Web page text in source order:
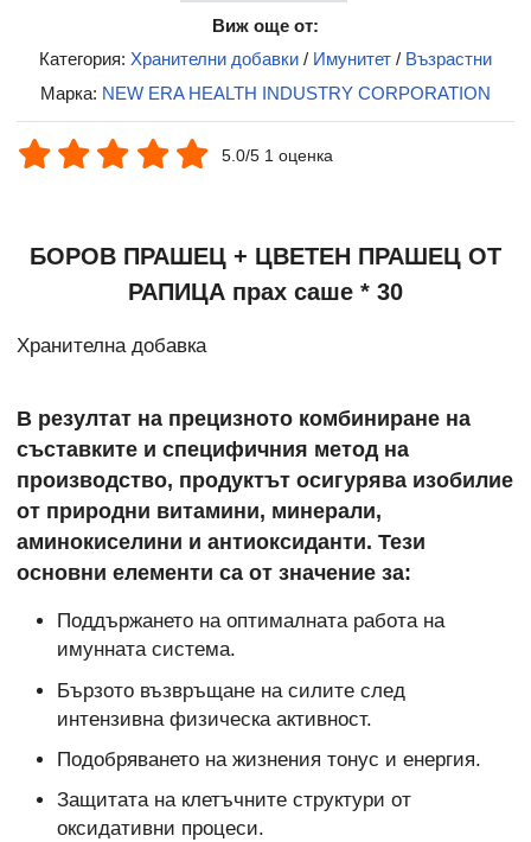
Виж още от:
Категория: Хранителни добавки / Имунитет / Възрастни
Марка: NEW ERA HEALTH INDUSTRY CORPORATION
5.0/5 1 оценка
БОРОВ ПРАШЕЦ + ЦВЕТЕН ПРАШЕЦ ОТ
РАПИЦА прах саше * 30
Хранителна добавка
В резултат на прецизното комбиниране на
съставките и специфичния метод на
производство, продуктът осигурява изобилие
от природни витамини, минерали,
аминокиселини и антиоксиданти. Тези
основни елементи са от значение за:
Поддържането на оптималната работа на
имунната система.
Бързото възвръщане на силите след
интензивна физическа активност.
Подобряването на жизнения тонус и енергия.
Защитата на клетъчните структури от
оксидативни процеси.